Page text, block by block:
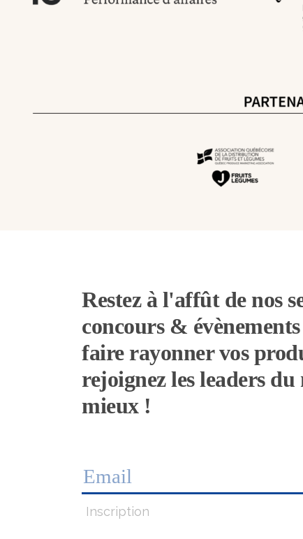
Restez à l'affût de nos
concours &
faire rayonner vos
rejoignez les leaders du
mieux !
Inscription